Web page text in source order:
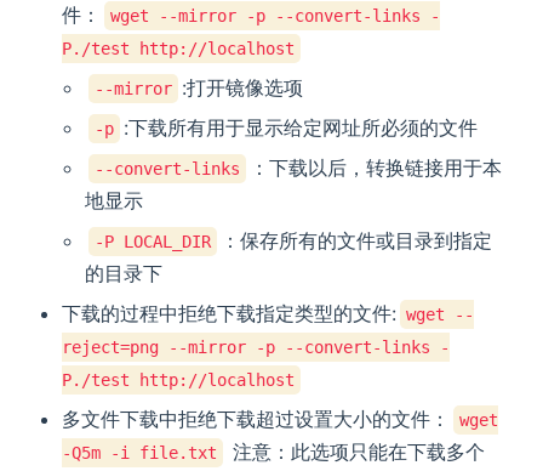
件：
wget --mirror -p --convert-links -
P./test http://localhost
--mirror :打开镜像选项
-p :下载所有用于显示给定网址所必须的文件
--convert-links
：下载以后，转换链接用于本
地显示
-P LOCAL_DIR
：保存所有的文件或目录到指定
的目录下
下载的过程中拒绝下载指定类型的文件: wget --
reject=png --mirror -p --convert-links -
P./test http://localhost
多文件下载中拒绝下载超过设置大小的文件：
wget
-Q5m -i file.txt
注意：此选项只能在下载多个